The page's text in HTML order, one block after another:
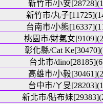
新竹市/小安
新竹市/丸子
台南市/小熊
桃園市/財氣女
彰化縣/Cat
台北市/
高雄市/小毅
台中市/ㄚ旻
新北市/貼布妹